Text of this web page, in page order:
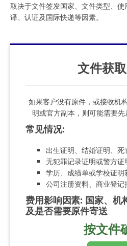
取决于文件签发国家、文件类型、
译、认证及国际快递等因素。
文件获
如果客户没有原件，或接收机
明或官方副本，则可能需要先
常见情况:
出生证明、结婚证明、死
无犯罪记录证明或警方证
学历、成绩单或学校证明
公司注册资料、商业登记
费用影响因素: 国家、机
及是否需要原件寄送
按文件